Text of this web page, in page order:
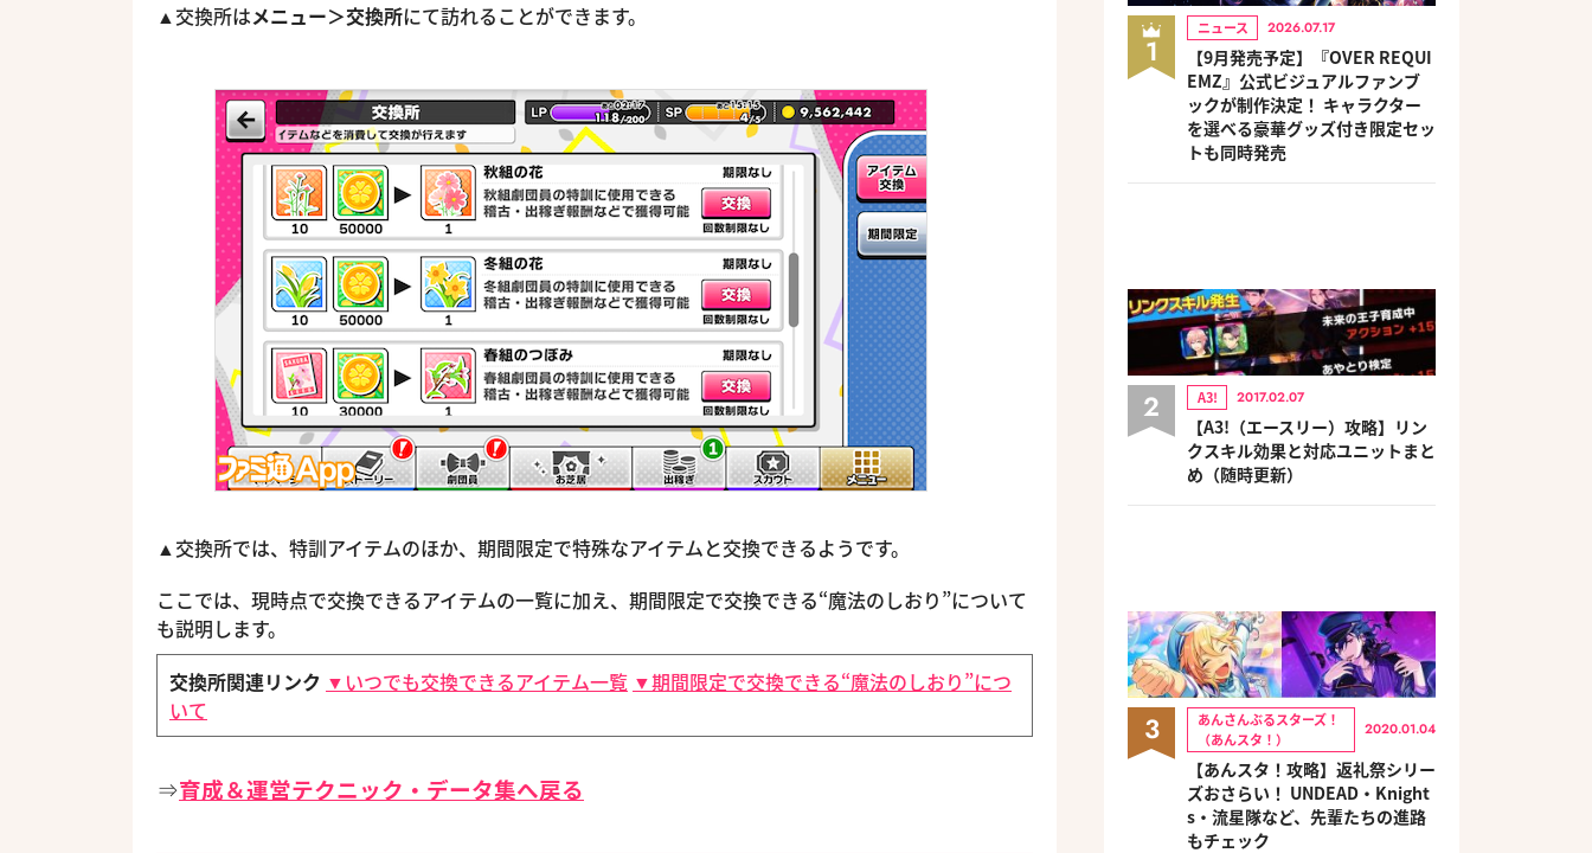
▲交換所はメニュー＞交換所にて訪れることができます。
▲交換所では、特訓アイテムのほか、期間限定で特殊なアイテムと交換できるようです。
ここでは、現時点で交換できるアイテムの一覧に加え、期間限定で交換できる“魔法のしおり”について
も説明します。
交換所関連リンク ▼いつでも交換できるアイテム一覧 ▼期間限定で交換できる“魔法のしおり”につ
いて
⇒育成＆運営テクニック・データ集へ戻る
1
ニュース 2026.07.17
【9月発売予定】『OVER REQUI
EMZ』公式ビジュアルファンブ
ックが制作決定！ キャラクター
を選べる豪華グッズ付き限定セッ
トも同時発売
2 A3! 2017.02.07
【A3!（エースリー）攻略】リン
クスキル効果と対応ユニットまと
め（随時更新）
3
あんさんぶるスターズ！
（あんスタ！）
2020.01.04
【あんスタ！攻略】返礼祭シリー
ズおさらい！ UNDEAD・Knight
s・流星隊など、先輩たちの進路
もチェック